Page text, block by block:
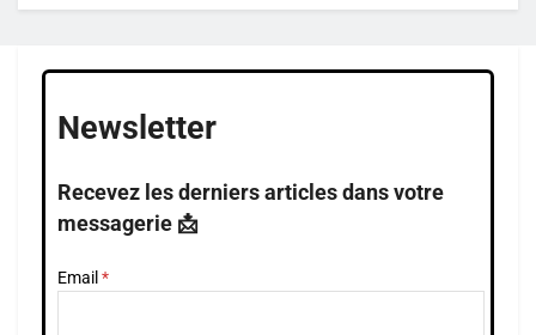
Newsletter
Recevez les derniers articles dans votre
messagerie 📩
Email